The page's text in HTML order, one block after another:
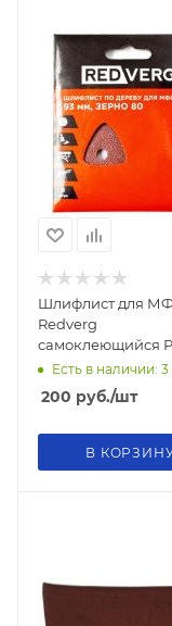
Шлифлист для
Redverg
самоклеющийся Р
93мм (5шт)
Есть в наличии: 3
200 руб./шт
В